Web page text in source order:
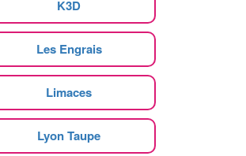
K3D
Les Engrais
Limaces
Lyon Taupe